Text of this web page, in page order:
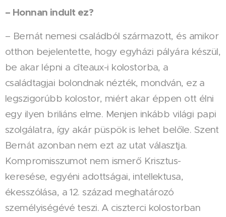
– Honnan indult ez?
– Bernát nemesi családból származott, és amikor
otthon bejelentette, hogy egyházi pályára készül,
be akar lépni a cîteaux-i kolostorba, a
családtagjai bolondnak nézték, mondván, ez a
legszigorúbb kolostor, miért akar éppen ott élni
egy ilyen briliáns elme. Menjen inkább világi papi
szolgálatra, így akár püspök is lehet belőle. Szent
Bernát azonban nem ezt az utat választja.
Kompromisszumot nem ismerő Krisztus-
keresése, egyéni adottságai, intellektusa,
ékesszólása, a 12. század meghatározó
személyiségévé teszi. A ciszterci kolostorban